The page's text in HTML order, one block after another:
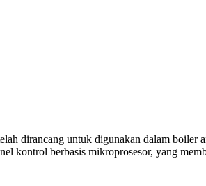
dirancang untuk digunakan dalam boiler
kontrol berbasis mikroprosesor, yang